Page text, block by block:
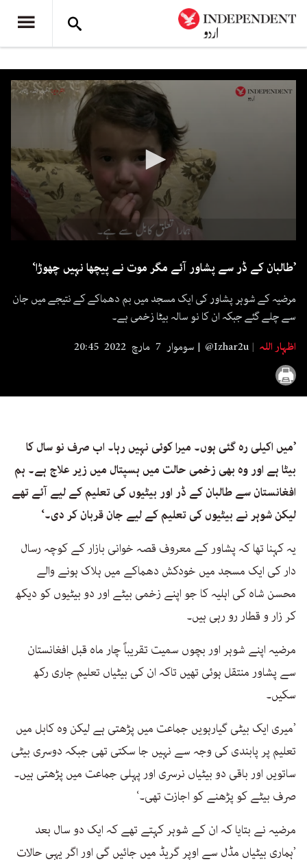
6
’طالبان کے ڈر سے پشاور آئے مگر موت نے پیچھا نہیں چھوڑا‘
مرضیہ کے شوہر پشاور کی ایک مسجد میں بم دھماکے کے نتیجے میں جان
سے چلے گئے جبکہ ان کا نو سالہ بیٹا زخمی ہے۔
اظہار اللہ
@Izhar2u سوموار 7 مارچ 2022 20:45
’میں اکیلی رہ گئی ہوں۔ میرا کوئی نہیں رہا۔ اب صرف نو سال کا
بیٹا ہے اور وہ بھی زخمی حالت میں ہسپتال میں زیر علاج ہے۔ ہم
افغانستان سے طالبان کے ڈر اور بیٹیوں کی تعلیم کے لیے آئے تھے
لیکن شوہر نے بیٹیوں کی تعلیم کے لیے جان قربان کر دی۔‘
یہ کہنا تھا کہ پشاور کے معروف قصہ خوانی بازار کے کوچہ رسال
دار کی ایک مسجد میں خودکش دھماکے میں ہلاک ہونے والے
محسن شاہ کی اہلیہ کا جو اپنے زخمی بیٹے اور دو بیٹیوں کو دیکھ
کر زار و قطار رو رہی ہیں۔
مرضیہ اپنے شوہر اور بچوں سمیت تقریباً چار ماہ قبل افغانستان
سے پشاور منتقل ہوئی تھیں تاکہ ان کی بیٹیاں تعلیم جاری رکھ
سکیں۔
’میری ایک بیٹی گیارہویں جماعت میں پڑھتی ہے لیکن وہ کابل میں
تعلیم پر پابندی کی وجہ سے نہیں جا سکتی تھی جبکہ دوسری بیٹی
ساتویں اور باقی دو بیٹیاں نرسری اور پہلی جماعت میں پڑھتی ہیں۔
صرف بیٹے کو پڑھنے کو اجازت تھی۔‘
مرضیہ نے بتایا کہ ان کے شوہر کہتے تھے کہ ایک دو سال بعد
’ہماری بیٹیاں مڈل سے اوپر گریڈ میں جائیں گی اور اگر یہی حالات